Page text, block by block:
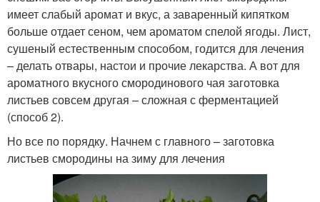
имеет слабый аромат и вкус, а заваренный кипятком
больше отдает сеном, чем ароматом спелой ягоды. Лист,
сушеный естественным способом, годится для лечения
– делать отвары, настои и прочие лекарства. А вот для
ароматного вкусного смородинового чая заготовка
листьев совсем другая – сложная с ферментацией
(способ 2).
Но все по порядку. Начнем с главного – заготовка
листьев смородины на зиму для лечения